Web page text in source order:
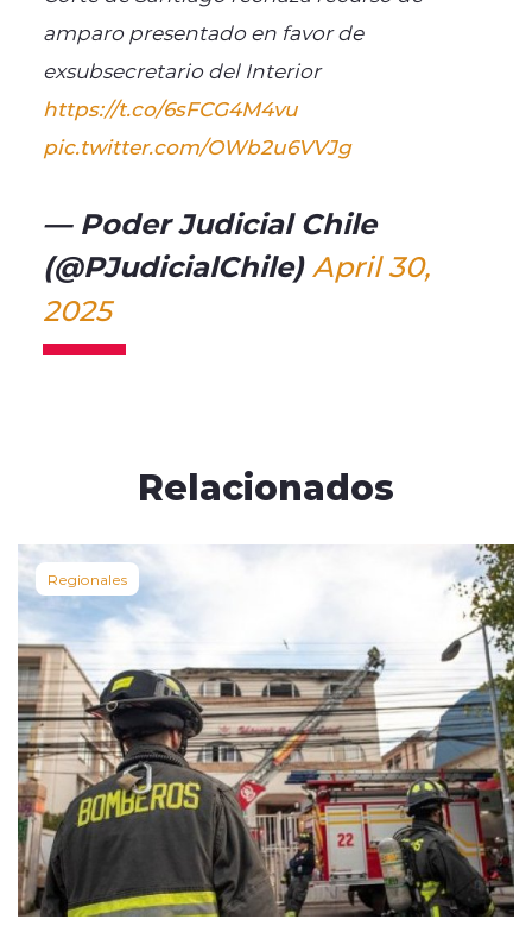
amparo presentado en favor de
exsubsecretario del Interior
https://t.co/6sFCG4M4vu
pic.twitter.com/OWb2u6VVJg
— Poder Judicial Chile
(@PJudicialChile) April 30,
2025
Relacionados
Regionales